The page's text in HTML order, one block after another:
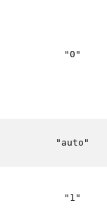
"0"
"auto"
"1"